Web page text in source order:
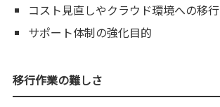
コスト見直しやクラウド環境への移行
サポート体制の強化目的
移行作業の難しさ